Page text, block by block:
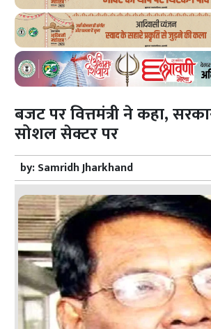
बजट पर वित्तमंत्री ने कहा,
सोशल सेक्टर पर
by:Samridh Jharkhand